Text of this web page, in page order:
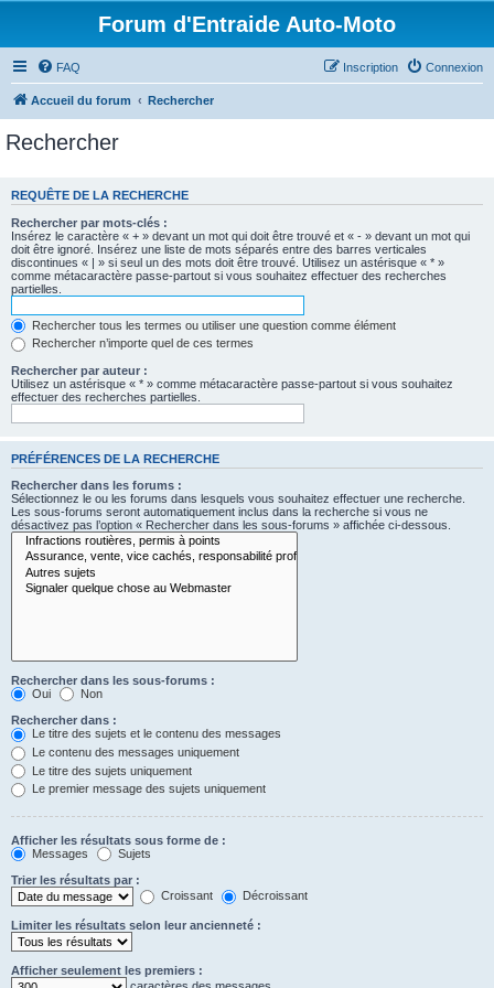
Forum d'Entraide Auto-Moto
FAQ Connexion
Inscription
Accueil du forum Rechercher
Rechercher
REQUÊTE DE LA RECHERCHE
Rechercher par mots-clés :
Insérez le caractère « + » devant un mot qui doit être trouvé et « - » devant un mot qui
doit être ignoré. Insérez une liste de mots séparés entre des barres verticales
discontinues « | » si seul un des mots doit être trouvé. Utilisez un astérisque « * »
comme métacaractère passe-partout si vous souhaitez effectuer des recherches
partielles.
Rechercher tous les termes ou utiliser une question comme élément
Rechercher n’importe quel de ces termes
Rechercher par auteur :
Utilisez un astérisque « * » comme métacaractère passe-partout si vous souhaitez
effectuer des recherches partielles.
PRÉFÉRENCES DE LA RECHERCHE
Rechercher dans les forums :
Sélectionnez le ou les forums dans lesquels vous souhaitez effectuer une recherche.
Les sous-forums seront automatiquement inclus dans la recherche si vous ne
désactivez pas l’option « Rechercher dans les sous-forums » affichée ci-dessous.
Rechercher dans les sous-forums :
Oui
Non
Rechercher dans :
Le titre des sujets et le contenu des messages
Le contenu des messages uniquement
Le titre des sujets uniquement
Le premier message des sujets uniquement
Afficher les résultats sous forme de :
Messages
Sujets
Trier les résultats par :
Croissant
Décroissant
Limiter les résultats selon leur ancienneté :
Afficher seulement les premiers :